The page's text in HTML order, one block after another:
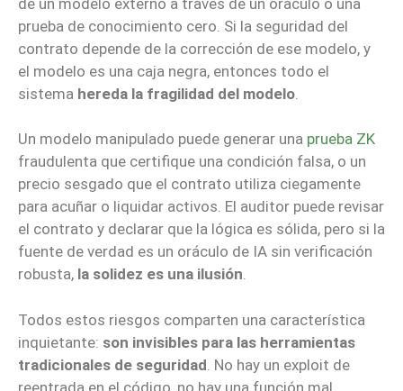
prueba de conocimiento cero. Si la seguridad del
contrato depende de la corrección de ese modelo, y
el modelo es una caja negra, entonces todo el
sistema hereda la fragilidad del modelo
Un modelo manipulado puede generar una prueba ZK
fraudulenta que certifique una condición falsa, o un
precio sesgado que el contrato utiliza ciegamente
para acuñar o liquidar activos. El auditor puede revisar
el contrato y declarar que la lógica es sólida, pero si la
fuente de verdad es un oráculo de IA sin verificación
robusta, la solidez es una ilusión.
Todos estos riesgos comparten una característica
inquietante: son invisibles para las herramientas
tradicionales de seguridad . No hay un exploit de
reentrada en el código, no hay una función mal